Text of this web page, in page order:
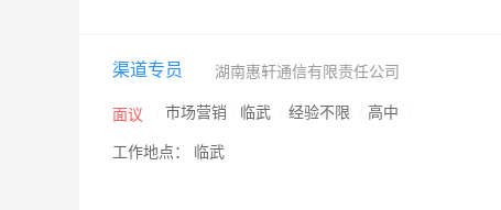
渠道专员 湖南惠轩通信有限责任公司
面议 市场营销 临武 经验不限 高中
工作地点： 临武